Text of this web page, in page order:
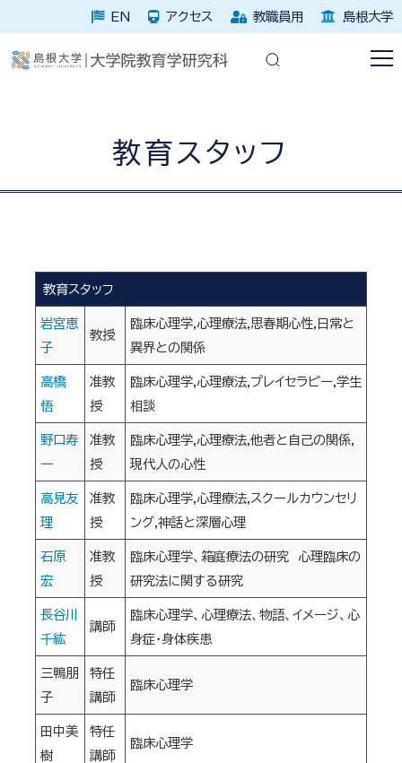
EN アクセス 教職員用 島根大学
教育スタッフ
教育スタッフ
岩宮恵
子
教授
臨床心理学,心理療法,思春期心性,日常と
異界との関係
高橋
悟
准教
授
臨床心理学,心理療法,プレイセラピー,学生
相談
野口寿
一
准教
授
臨床心理学,心理療法,他者と自己の関係,
現代人の心性
高見友
理
准教
授
臨床心理学,心理療法,スクールカウンセリ
ング,神話と深層心理
石原
宏
准教
授
臨床心理学、箱庭療法の研究 心理臨床の
研究法に関する研究
長谷川
千紘
講師
臨床心理学、心理療法、物語、イメージ、心
身症・身体疾患
三鴨朋
子
特任
講師
臨床心理学
田中美
樹
特任
講師
臨床心理学